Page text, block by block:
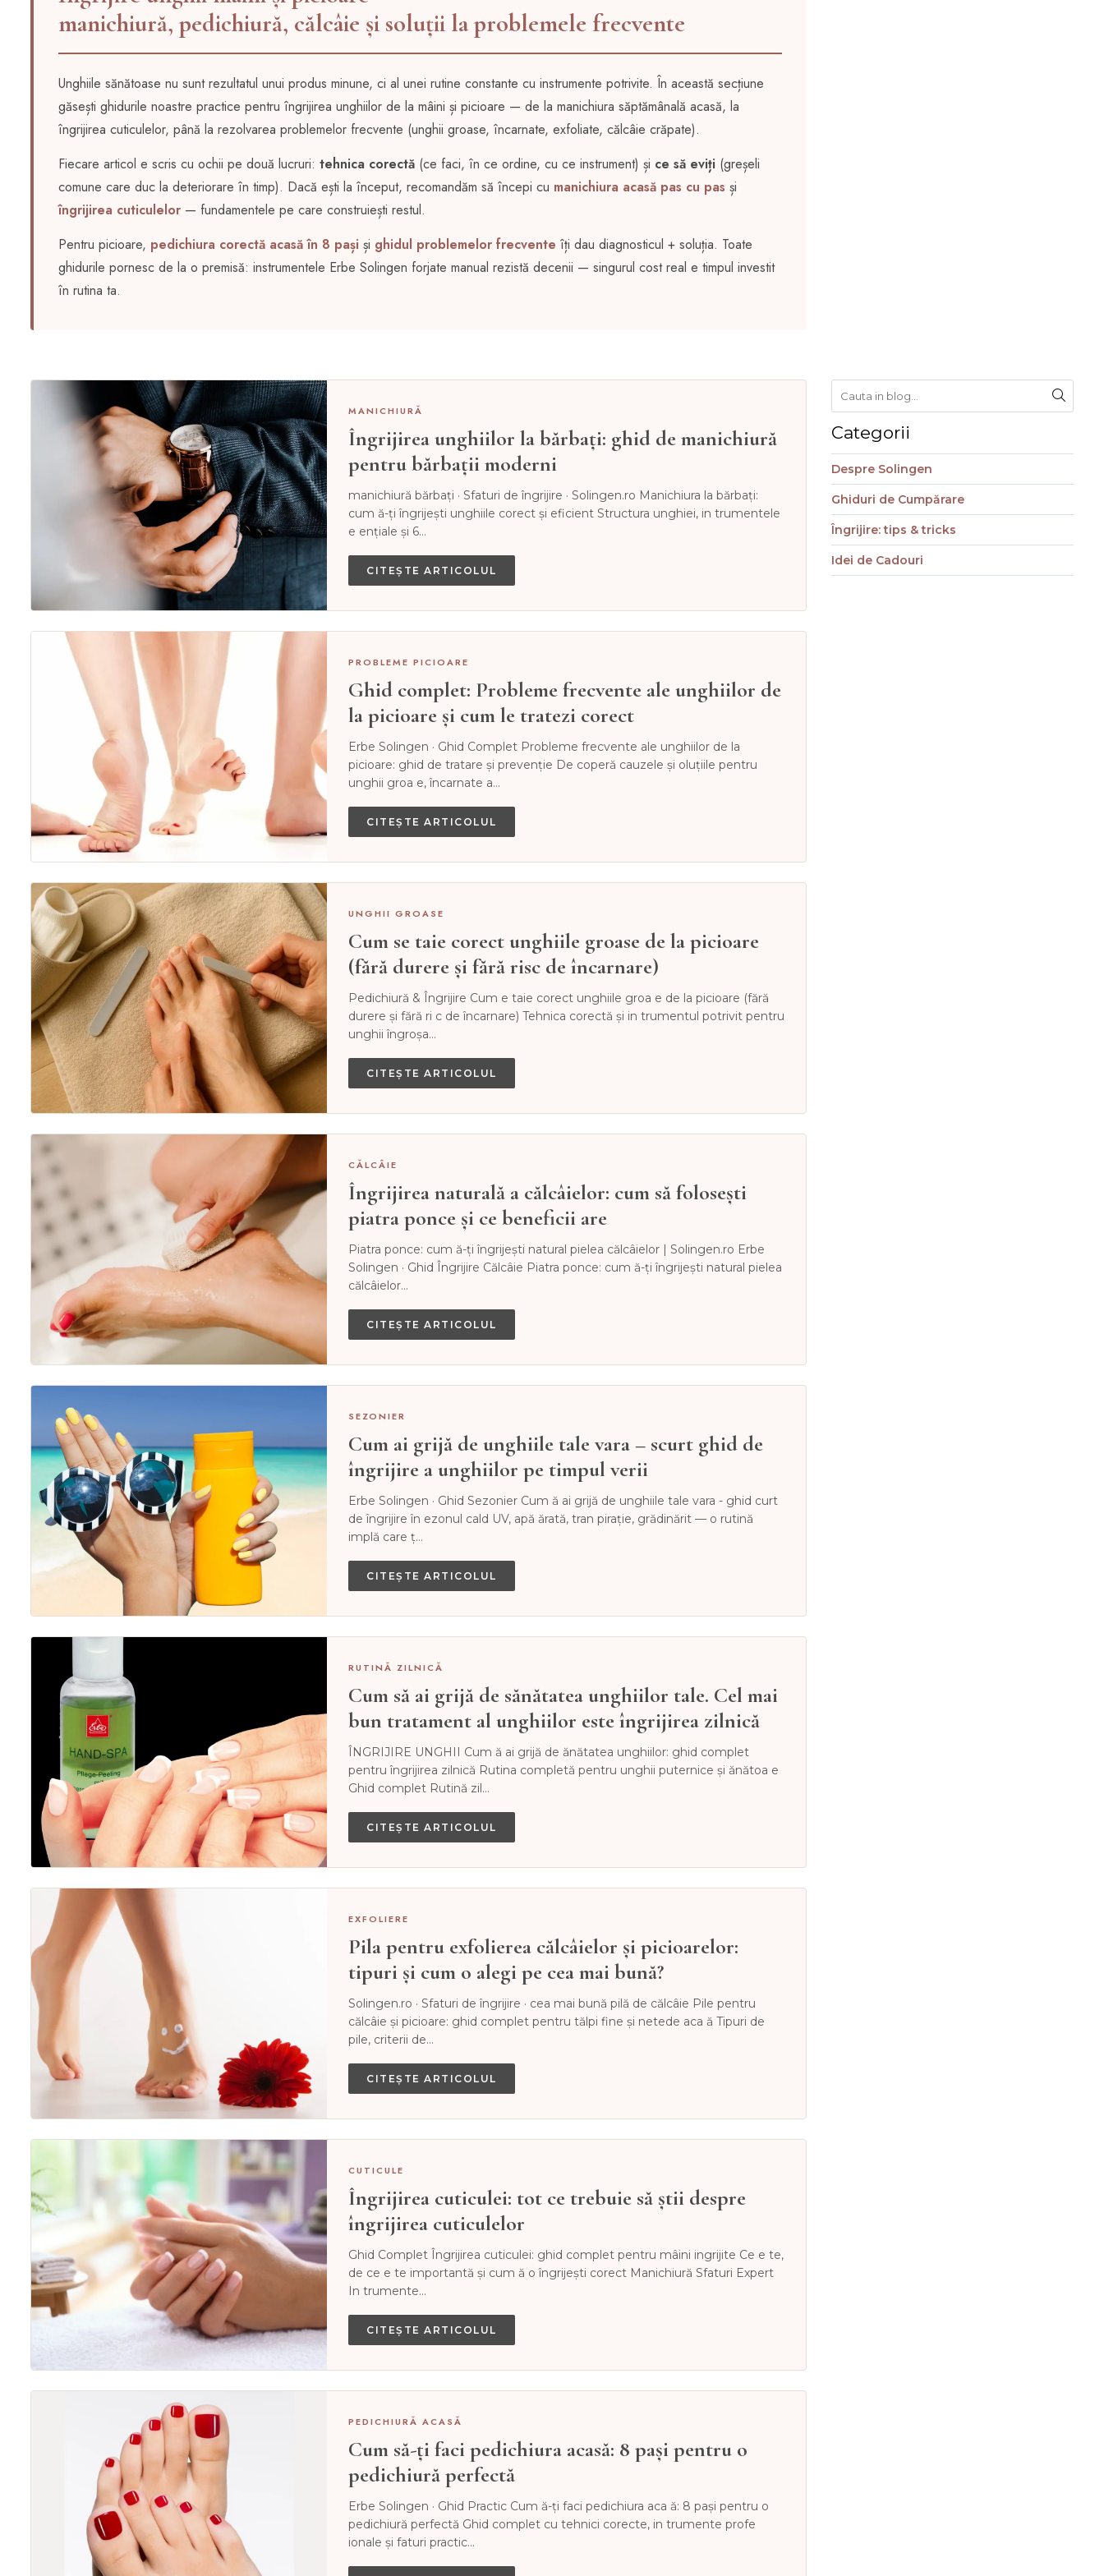
manichiură, pedichiură, călcâie și soluții la problemele frecvente
Unghiile sănătoase nu sunt rezultatul unui produs minune, ci al unei rutine constante cu instrumente potrivite. În această secțiune
găsești ghidurile noastre practice pentru îngrijirea unghiilor de la mâini și picioare — de la manichiura săptămânală acasă, la
îngrijirea cuticulelor, până la rezolvarea problemelor frecvente (unghii groase, încarnate, exfoliate, călcâie crăpate).
Fiecare articol e scris cu ochii pe două lucruri: tehnica corectă (ce faci, în ce ordine, cu ce instrument) și ce să eviți (greșeli
comune care duc la deteriorare în timp). Dacă ești la început, recomandăm să începi cu manichiura acasă pas cu pas și
îngrijirea cuticulelor — fundamentele pe care construiești restul.
Pentru picioare, pedichiura corectă acasă în 8 pași și ghidul problemelor frecvente îți dau diagnosticul + soluția. Toate
ghidurile pornesc de la o premisă: instrumentele Erbe Solingen forjate manual rezistă decenii — singurul cost real e timpul investit
în rutina ta.
MANICHIURĂ
Îngrijirea unghiilor la bărbați: ghid de manichiură
pentru bărbații moderni
manichiură bărbați · Sfaturi de îngrijire · Solingen.ro Manichiura la bărbați:
cum ă-ți îngrijești unghiile corect și eficient Structura unghiei, in trumentele
e ențiale și 6…
CITEȘTE ARTICOLUL
PROBLEME PICIOARE
Ghid complet: Probleme frecvente ale unghiilor de
la picioare și cum le tratezi corect
Erbe Solingen · Ghid Complet Probleme frecvente ale unghiilor de la
picioare: ghid de tratare și prevenție De coperă cauzele și oluțiile pentru
unghii groa e, încarnate a…
CITEȘTE ARTICOLUL
UNGHII GROASE
Cum se taie corect unghiile groase de la picioare
(fără durere și fără risc de încarnare)
Pedichiură & Îngrijire Cum e taie corect unghiile groa e de la picioare (fără
durere și fără ri c de încarnare) Tehnica corectă și in trumentul potrivit pentru
unghii îngroșa…
CITEȘTE ARTICOLUL
CĂLCÂIE
Îngrijirea naturală a călcâielor: cum să folosești
piatra ponce și ce beneficii are
Piatra ponce: cum ă-ți îngrijești natural pielea călcâielor | Solingen.ro Erbe
Solingen · Ghid Îngrijire Călcâie Piatra ponce: cum ă-ți îngrijești natural pielea
călcâielor…
CITEȘTE ARTICOLUL
SEZONIER
Cum ai grijă de unghiile tale vara – scurt ghid de
îngrijire a unghiilor pe timpul verii
Erbe Solingen · Ghid Sezonier Cum ă ai grijă de unghiile tale vara - ghid curt
de îngrijire în ezonul cald UV, apă ărată, tran pirație, grădinărit — o rutină
implă care ț…
CITEȘTE ARTICOLUL
RUTINĂ ZILNICĂ
Cum să ai grijă de sănătatea unghiilor tale. Cel mai
bun tratament al unghiilor este îngrijirea zilnică
ÎNGRIJIRE UNGHII Cum ă ai grijă de ănătatea unghiilor: ghid complet
pentru îngrijirea zilnică Rutina completă pentru unghii puternice și ănătoa e
Ghid complet Rutină zil…
CITEȘTE ARTICOLUL
EXFOLIERE
Pila pentru exfolierea călcâielor și picioarelor:
tipuri și cum o alegi pe cea mai bună?
Solingen.ro · Sfaturi de îngrijire · cea mai bună pilă de călcâie Pile pentru
călcâie și picioare: ghid complet pentru tălpi fine și netede aca ă Tipuri de
pile, criterii de…
CITEȘTE ARTICOLUL
CUTICULE
Îngrijirea cuticulei: tot ce trebuie să știi despre
îngrijirea cuticulelor
Ghid Complet Îngrijirea cuticulei: ghid complet pentru mâini ingrijite Ce e te,
de ce e te importantă și cum ă o îngrijești corect Manichiură Sfaturi Expert
In trumente…
CITEȘTE ARTICOLUL
PEDICHIURĂ ACASĂ
Cum să-ți faci pedichiura acasă: 8 pași pentru o
pedichiură perfectă
Erbe Solingen · Ghid Practic Cum ă-ți faci pedichiura aca ă: 8 pași pentru o
pedichiură perfectă Ghid complet cu tehnici corecte, in trumente profe
ionale și faturi practic…
Categorii
Despre Solingen
Ghiduri de Cumpărare
Îngrijire: tips & tricks
Idei de Cadouri